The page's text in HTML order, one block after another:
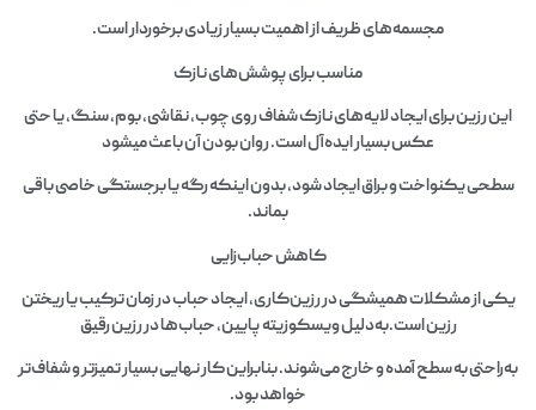
مجسمه‌های ظریف از اهمیت بسیار زیادی برخوردار است.
مناسب برای پوشش‌های نازک
این رزین برای ایجاد لایه‌های نازک شفاف روی چوب، نقاشی، بوم، سنگ، یا حتی
عکس بسیار ایده‌آل است. روان بودن آن باعث میشود
سطحی یکنواخت و براق ایجاد شود، بدون اینکه رگه یا برجستگی خاصی باقی
بماند.
کاهش حباب‌زایی
یکی از مشکلات همیشگی در رزین‌کاری، ایجاد حباب در زمان ترکیب یا ریختن
رزین است.به‌دلیل ویسکوزیته پایین، حباب‌ها در رزین رقیق
به‌راحتی به سطح آمده و خارج می‌شوند. بنابراین کار نهایی بسیار تمیزتر و شفاف‌تر
خواهد بود.